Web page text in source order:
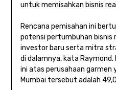
untuk memisahkan bisnis
Rencana pemisahan ini
potensi pertumbuhan bisnis
investor baru serta mitra
di dalamnya, kata
ini atas perusahaan garmen
Mumbai tersebut adalah